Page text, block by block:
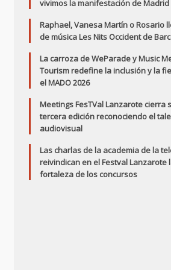
vivimos la manifestación de Madrid
Raphael, Vanesa Martín o Rosario
de música Les Nits Occident de
La carroza de WeParade y Music
Tourism redefine la inclusión y la
el MADO 2026
Meetings FesTVal Lanzarote cierra
tercera edición reconociendo el
audiovisual
Las charlas de la academia de la
reivindican en el Festval Lanzarote
fortaleza de los concursos